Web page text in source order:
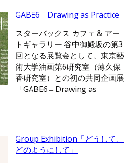
GABE6 ‒ Drawing as Practice
スターバックス カフェ & アー
トギャラリー 谷中御殿坂の第3
回となる展覧会として、東京藝
術大学油画第6研究室（薄久保
香研究室）との初の共同企画展
「GABE6 ‒ Drawing as
Group Exhibition「どうして、
どのようにして」